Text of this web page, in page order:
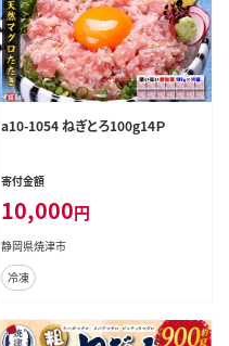
a10-1054 ねぎとろ100g14Ｐ
寄付金額
10,000円
静岡県焼津市
冷凍